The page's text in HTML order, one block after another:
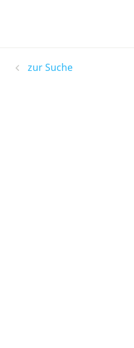
zur Suche